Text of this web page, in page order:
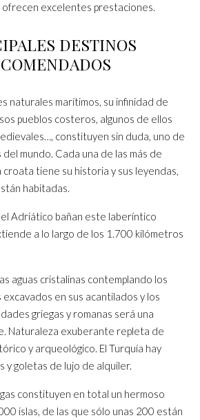
excelentes prestaciones.
DESTINOS
naturales marítimos, su infinidad de
pueblos costeros, algunos de ellos
constituyen sin duda, uno de
del mundo. Cada una de las más de
croata tiene su historia y sus leyendas,
habitadas.
Adriático bañan este laberíntico
a lo largo de los 1.700 kilómetros
aguas cristalinas contemplando los
en sus acantilados y los
griegas y romanas será una
Naturaleza exuberante repleta de
y arqueológico. El Turquía hay
y goletas de lujo de alquiler.
constituyen en total un hermoso
islas, de las que sólo unas 200 están